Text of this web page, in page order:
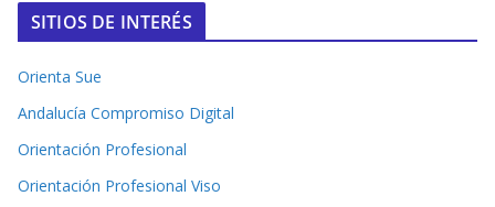
SITIOS DE INTERÉS
Orienta Sue
Andalucía Compromiso Digital
Orientación Profesional
Orientación Profesional Viso